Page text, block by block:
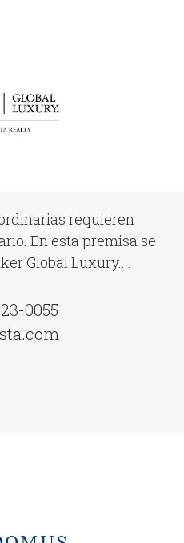
requieren
En esta premisa se
Global Luxury....
0055